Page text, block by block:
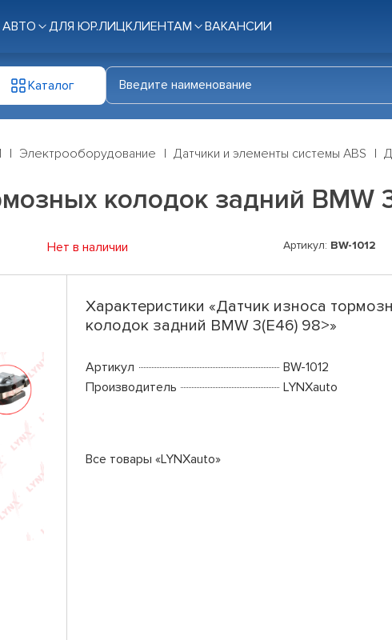
ДЛЯ ЮР.ЛИЦКЛИЕНТАМ ВАКАНСИИ
Каталог
Электрооборудование Датчики и элементы системы ABS
колодок задний BMW
Нет в наличии Артикул: BW-1012
Характеристики «Датчик износа
колодок задний BMW 3(E46) 98>»
Артикул
BW-1012
Производитель
LYNXauto
Все товары «LYNXauto»